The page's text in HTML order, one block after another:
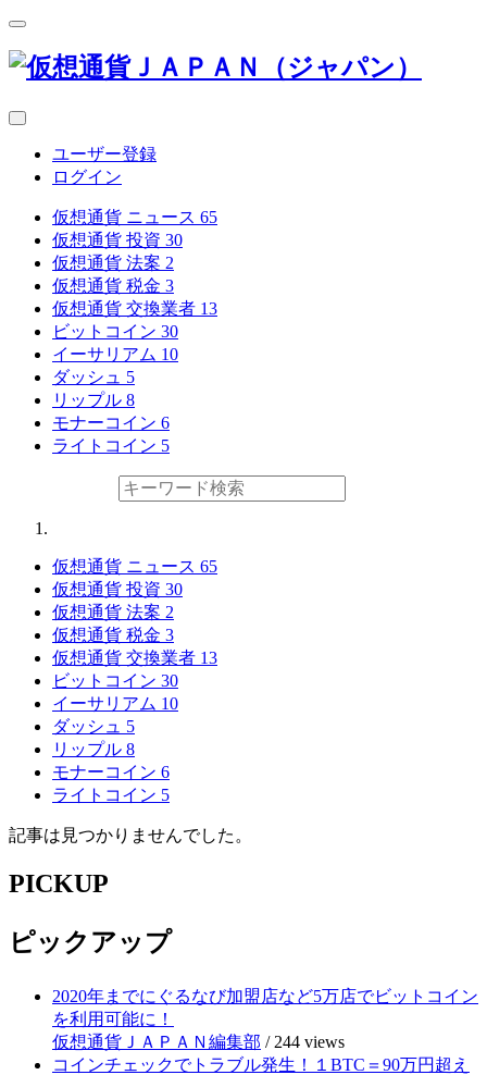
ユーザー登録
ログイン
仮想通貨 ニュース 65
仮想通貨 投資 30
仮想通貨 法案 2
仮想通貨 税金 3
仮想通貨 交換業者 13
ビットコイン 30
イーサリアム 10
ダッシュ 5
リップル 8
モナーコイン 6
ライトコイン 5
仮想通貨 ニュース 65
仮想通貨 投資 30
仮想通貨 法案 2
仮想通貨 税金 3
仮想通貨 交換業者 13
ビットコイン 30
イーサリアム 10
ダッシュ 5
リップル 8
モナーコイン 6
ライトコイン 5
記事は見つかりませんでした。
PICKUP
ピックアップ
2020年までにぐるなび加盟店など5万店でビットコイン
を利用可能に！
仮想通貨ＪＡＰＡＮ編集部 / 244 views
コインチェックでトラブル発生！１BTC＝90万円超え